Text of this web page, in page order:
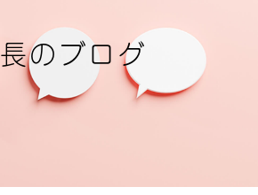
長のブログ